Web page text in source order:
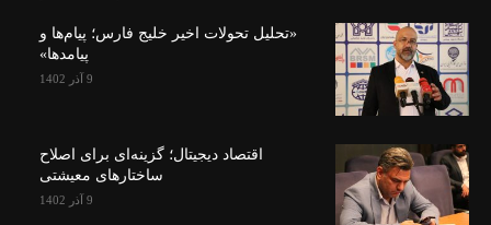
«تحلیل تحولات اخیر خلیج فارس؛ پیام‌ها و
پیامدها»
9 آذر 1402
اقتصاد دیجیتال؛ گزینه‌ای برای اصلاح
ساختارهای معیشتی
9 آذر 1402